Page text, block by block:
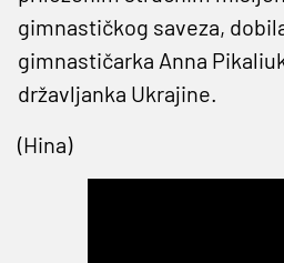
gimnastičkog saveza,
gimnastičarka Anna
državljanka Ukrajine.
(Hina)